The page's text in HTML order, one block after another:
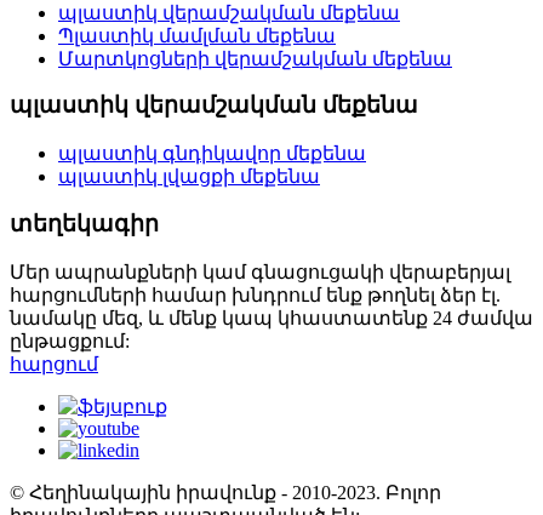
պլաստիկ վերամշակման մեքենա
Պլաստիկ մամլման մեքենա
Մարտկոցների վերամշակման մեքենա
պլաստիկ վերամշակման մեքենա
պլաստիկ գնդիկավոր մեքենա
պլաստիկ լվացքի մեքենա
տեղեկագիր
Մեր ապրանքների կամ գնացուցակի վերաբերյալ
հարցումների համար խնդրում ենք թողնել ձեր էլ.
նամակը մեզ, և մենք կապ կհաստատենք 24 ժամվա
ընթացքում:
հարցում
© Հեղինակային իրավունք - 2010-2023. Բոլոր